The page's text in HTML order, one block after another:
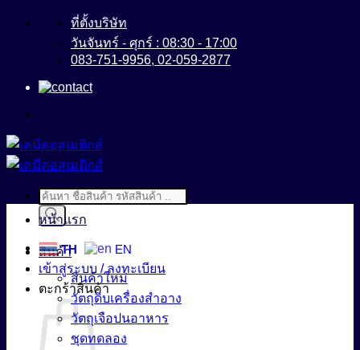
ข้าม
เนื้อหา
ที่ตั้งบริษัท
วันจันทร์ - ศุกร์ : 08:30 - 17:00
083-751-9956, 02-059-2877
Products
search
TH
EN
เข้าสู่ระบบ / ลงทะเบียน
ตะกร้าสินค้า
หน้าแรก
สินค้า
สินค้าใหม่
วัตถุดิบเครื่องสำอาง
วัตถุเจือปนอาหาร
ชุดทดลอง